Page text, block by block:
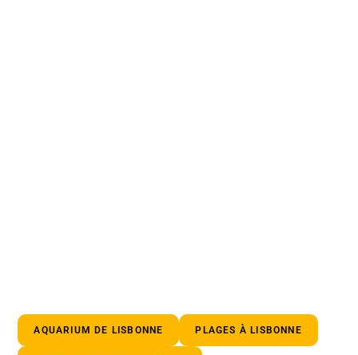
AQUARIUM DE LISBONNE PLAGES À LISBONNE